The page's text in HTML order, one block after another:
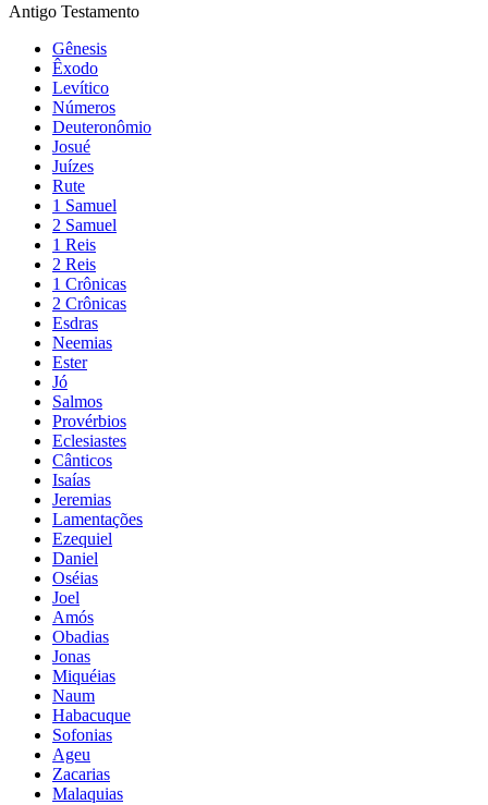
Antigo Testamento
Gênesis
Êxodo
Levítico
Números
Deuteronômio
Josué
Juízes
Rute
1 Samuel
2 Samuel
1 Reis
2 Reis
1 Crônicas
2 Crônicas
Esdras
Neemias
Ester
Jó
Salmos
Provérbios
Eclesiastes
Cânticos
Isaías
Jeremias
Lamentações
Ezequiel
Daniel
Oséias
Joel
Amós
Obadias
Jonas
Miquéias
Naum
Habacuque
Sofonias
Ageu
Zacarias
Malaquias